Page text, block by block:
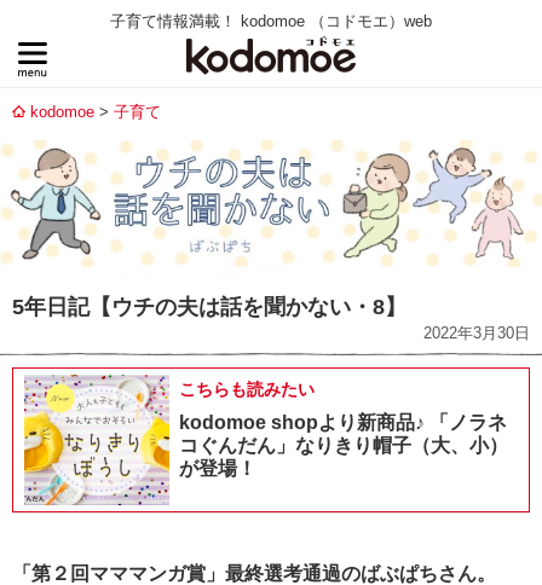
子育て情報満載！ kodomoe （コドモエ）web
kodomoe 子育て
5年日記【ウチの夫は話を聞かない・8】
2022年3月30日
こちらも読みたい
kodomoe shopより新商品♪ 「ノラネ
コぐんだん」なりきり帽子（大、小）
が登場！
「第２回マママンガ賞」最終選考通過のばぶぱちさん。